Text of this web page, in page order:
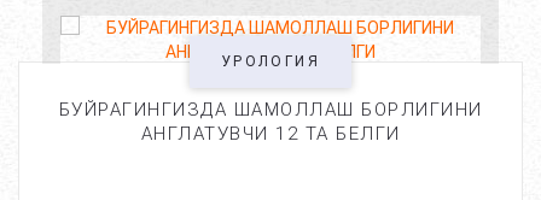
УРОЛОГИЯ
БУЙРАГИНГИЗДА ШАМОЛЛАШ БОРЛИГИНИ
АНГЛАТУВЧИ 12 ТА БЕЛГИ